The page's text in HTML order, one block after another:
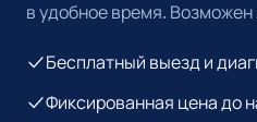
в удобное время.
Бесплатный выезд и
Фиксированная цена до